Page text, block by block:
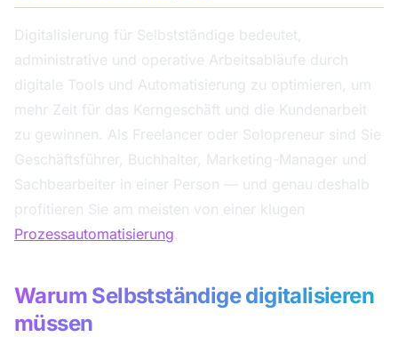
Digitalisierung für Selbstständige bedeutet,
administrative und operative Arbeitsabläufe durch
digitale Tools und Automatisierung zu optimieren, um
mehr Zeit für das Kerngeschäft und die Kundenarbeit
zu gewinnen. Als Freelancer oder Solopreneur sind Sie
Geschäftsführer, Buchhalter, Marketing-Manager und
Sachbearbeiter in einer Person — und genau deshalb
profitieren Sie am meisten von einer klugen
Prozessautomatisierung.
Warum Selbstständige digitalisieren
müssen